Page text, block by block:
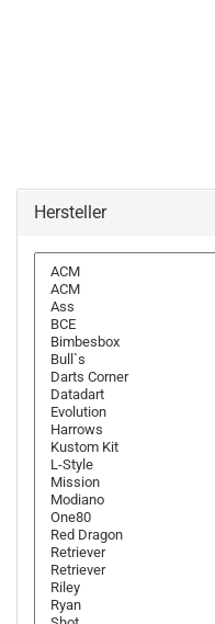
Hersteller